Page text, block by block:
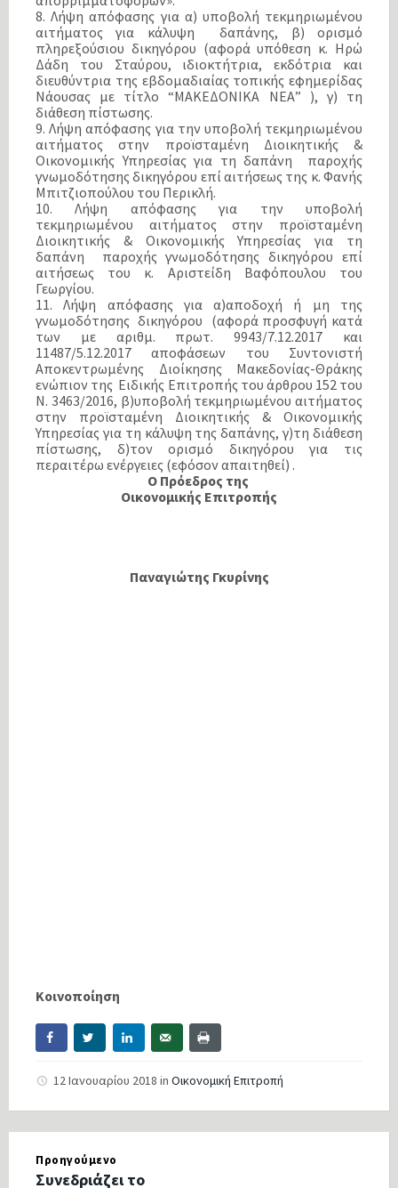
8. Λήψη απόφασης για α) υποβολή τεκμηριωμένου
αιτήματος για κάλυψη δαπάνης, β) ορισμό
πληρεξούσιου δικηγόρου (αφορά υπόθεση κ. Ηρώ
Δάδη του Σταύρου, ιδιοκτήτρια, εκδότρια και
διευθύντρια της εβδομαδιαίας τοπικής εφημερίδας
Νάουσας με τίτλο “ΜΑΚΕΔΟΝΙΚΑ ΝΕΑ” ), γ) τη
διάθεση πίστωσης.
9. Λήψη απόφασης για την υποβολή τεκμηριωμένου
αιτήματος στην προϊσταμένη Διοικητικής &
Οικονομικής Υπηρεσίας για τη δαπάνη παροχής
γνωμοδότησης δικηγόρου επί αιτήσεως της κ. Φανής
Μπιτζιοπούλου του Περικλή.
10. Λήψη απόφασης για την υποβολή
τεκμηριωμένου αιτήματος στην προϊσταμένη
Διοικητικής & Οικονομικής Υπηρεσίας για τη
δαπάνη παροχής γνωμοδότησης δικηγόρου επί
αιτήσεως του κ. Αριστείδη Βαφόπουλου του
Γεωργίου.
11. Λήψη απόφασης για α)αποδοχή ή μη της
γνωμοδότησης δικηγόρου (αφορά προσφυγή κατά
των με αριθμ. πρωτ. 9943/7.12.2017 και
11487/5.12.2017 αποφάσεων του Συντονιστή
Αποκεντρωμένης Διοίκησης Μακεδονίας-Θράκης
ενώπιον της Ειδικής Επιτροπής του άρθρου 152 του
Ν. 3463/2016, β)υποβολή τεκμηριωμένου αιτήματος
στην προϊσταμένη Διοικητικής & Οικονομικής
Υπηρεσίας για τη κάλυψη της δαπάνης, γ)τη διάθεση
πίστωσης, δ)τον ορισμό δικηγόρου για τις
περαιτέρω ενέργειες (εφόσον απαιτηθεί) .
Ο Πρόεδρος της
Οικονομικής Επιτροπής
Παναγιώτης Γκυρίνης
Κοινοποίηση
12 Ιανουαρίου 2018 in Οικονομική Επιτροπή
Προηγούμενο
Συνεδριάζει το